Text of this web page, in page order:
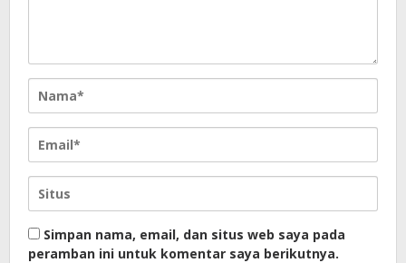
Simpan nama, email, dan situs web saya pada
peramban ini untuk komentar saya berikutnya.